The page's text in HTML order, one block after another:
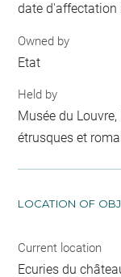
date d'affectation
Owned by
Etat
Held by
Musée du
étrusques et
LOCATION OF
Current location
Ecuries du